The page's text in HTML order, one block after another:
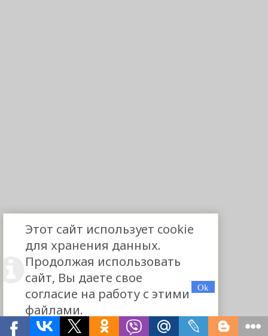
Этот сайт использует cookie
для хранения данных.
Продолжая использовать
сайт, Вы даете свое
согласие на работу с этими
файлами.